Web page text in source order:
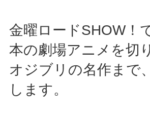
金曜ロードSHOW！
本の劇場アニメを切
オジブリの名作まで
します。